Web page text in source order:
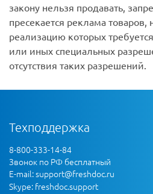
закону нельзя продавать,
пресекается реклама
реализацию которых
или иных специальных
отсутствия таких разрешений.
Техподдержка
8-800-333-14-84
Звонок по РФ бесплатный
E-mail:support@freshdoc.ru
Skype: freshdoc.support